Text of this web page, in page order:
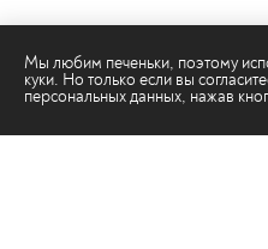
Мы любим печеньки, поэтому
куки. Но только если вы
персональных данных, нажав